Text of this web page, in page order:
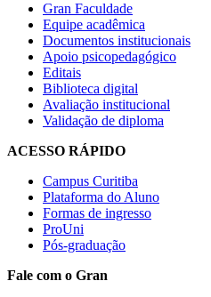
Gran Faculdade
Equipe acadêmica
Documentos institucionais
Apoio psicopedagógico
Editais
Biblioteca digital
Avaliação institucional
Validação de diploma
ACESSO RÁPIDO
Campus Curitiba
Plataforma do Aluno
Formas de ingresso
ProUni
Pós-graduação
Fale com o Gran